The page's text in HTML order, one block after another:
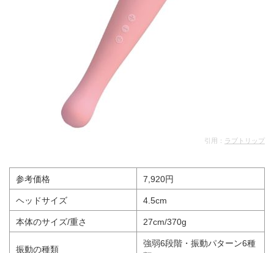
引用： ラブトリップ
参考価格 7,920円
ヘッドサイズ 4.5cm
本体のサイズ/重さ 27cm/370g
振動の種類
強弱6段階・振動パターン6種